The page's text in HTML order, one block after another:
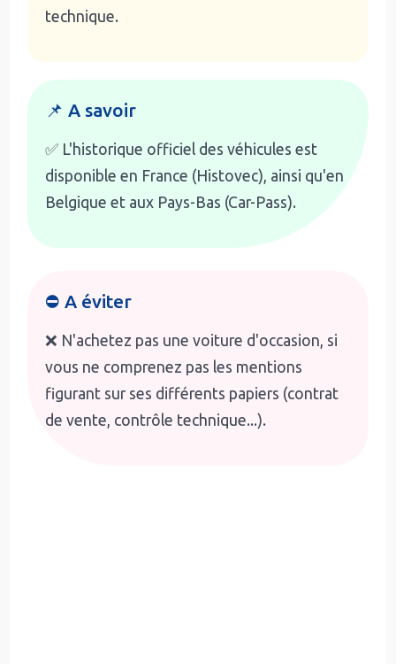
technique.
📌 A savoir
✅ L'historique officiel des véhicules est
disponible en France (Histovec), ainsi qu'en
Belgique et aux Pays-Bas (Car-Pass).
⛔ A éviter
❌ N'achetez pas une voiture d'occasion, si
vous ne comprenez pas les mentions
figurant sur ses différents papiers (contrat
de vente, contrôle technique...).